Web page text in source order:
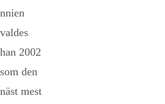
nnien
valdes
han 2002
som den
näst mest